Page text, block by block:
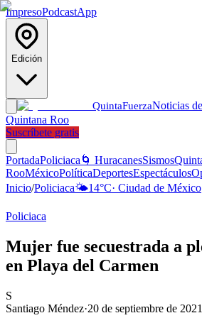
ImpresoPodcastApp
Edición
QuintaFuerzaNoticias
Quintana Roo
Suscríbete gratis
PortadaPoliciaca 🌀 HuracanesSismos
RooMéxicoPolíticaDeportesEspectáculos
Inicio/Policiaca🌤️14°C· Ciudad de México
Policiaca
Mujer fue secuestrada a
en Playa del Carmen
S
Santiago Méndez·20 de septiembre de 2021